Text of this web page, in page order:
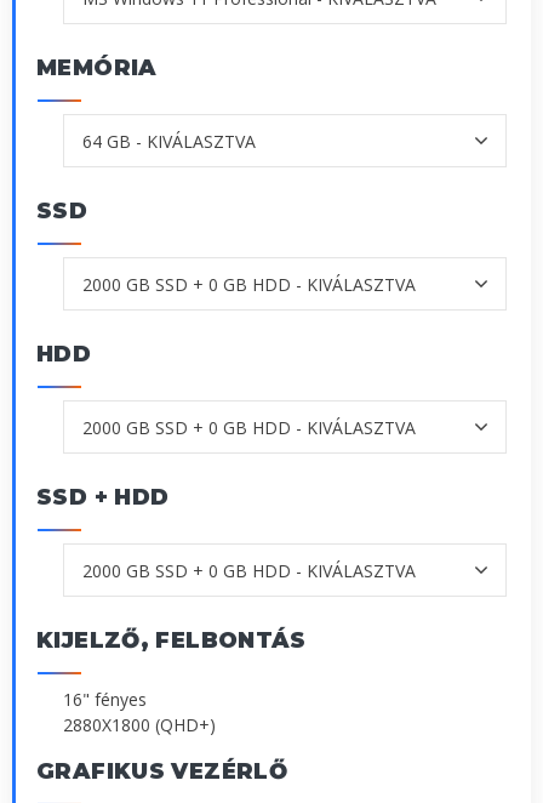
MEMÓRIA
SSD
HDD
SSD + HDD
KIJELZŐ, FELBONTÁS
16" fényes
2880X1800 (QHD+)
GRAFIKUS VEZÉRLŐ